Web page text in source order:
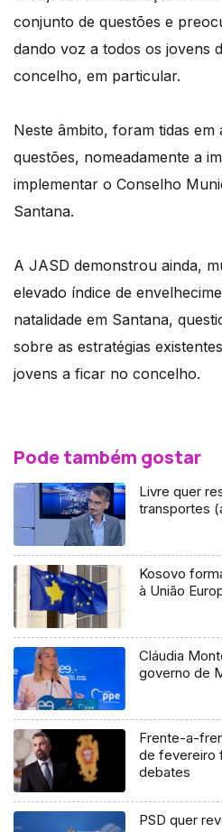
conjunto de questões e
dando voz a todos os jovens
concelho, em particular.
Neste âmbito, foram tidas em
questões, nomeadamente a
implementar o Conselho
Santana.
A JASD demonstrou ainda,
elevado índice de
natalidade em Santana,
sobre as estratégias
jovens a ficar no concelho.
Pode também gostar
Livre quer
transportes
Kosovo
à União
Cláudia
governo de
Frente-a-
de fevereiro
debates
PSD quer